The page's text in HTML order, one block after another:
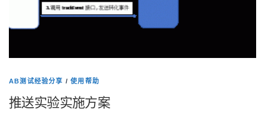
AB测试经验分享 /使用帮助
推送实验实施方案